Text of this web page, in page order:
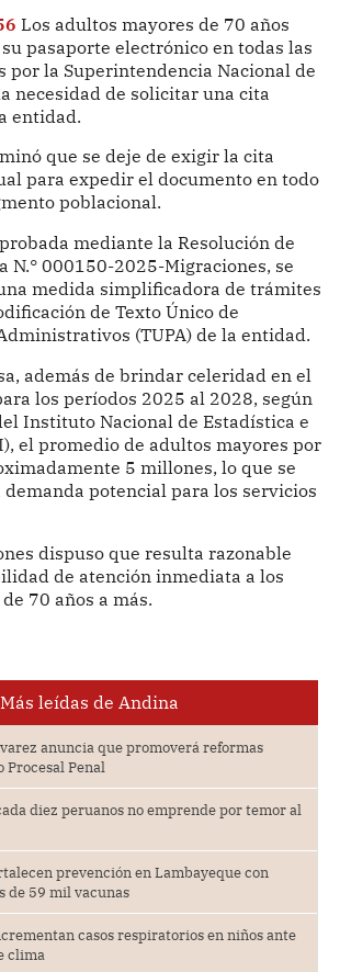
Los adultos mayores de 70 años
pasaporte electrónico en todas las
por la Superintendencia Nacional de
necesidad de solicitar una cita
entidad.
que se deje de exigir la cita
para expedir el documento en todo
poblacional.
mediante la Resolución de
N.° 000150-2025-Migraciones, se
medida simplificadora de trámites
de Texto Único de
(TUPA) de la entidad.
además de brindar celeridad en el
los períodos 2025 al 2028, según
Instituto Nacional de Estadística e
el promedio de adultos mayores por
5 millones, lo que se
potencial para los servicios
dispuso que resulta razonable
de atención inmediata a los
70 años a más.
Más leídas de Andina
anuncia que promoverá reformas
Procesal Penal
diez peruanos no emprende por temor al
prevención en Lambayeque con
de 59 mil vacunas
casos respiratorios en niños ante
clima